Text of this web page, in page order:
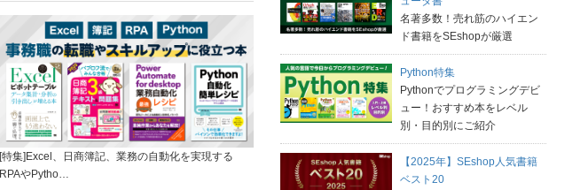
[特集]Excel、日商簿記、業務の自動化を実現する
RPAやPytho…
名著多数！売れ筋のハイエン
ド書籍をSEshopが厳選
Python特集
Pythonでプログラミングデビ
ュー！おすすめ本をレベル
別・目的別にご紹介
【2025年】SEshop人気書籍
ベスト20